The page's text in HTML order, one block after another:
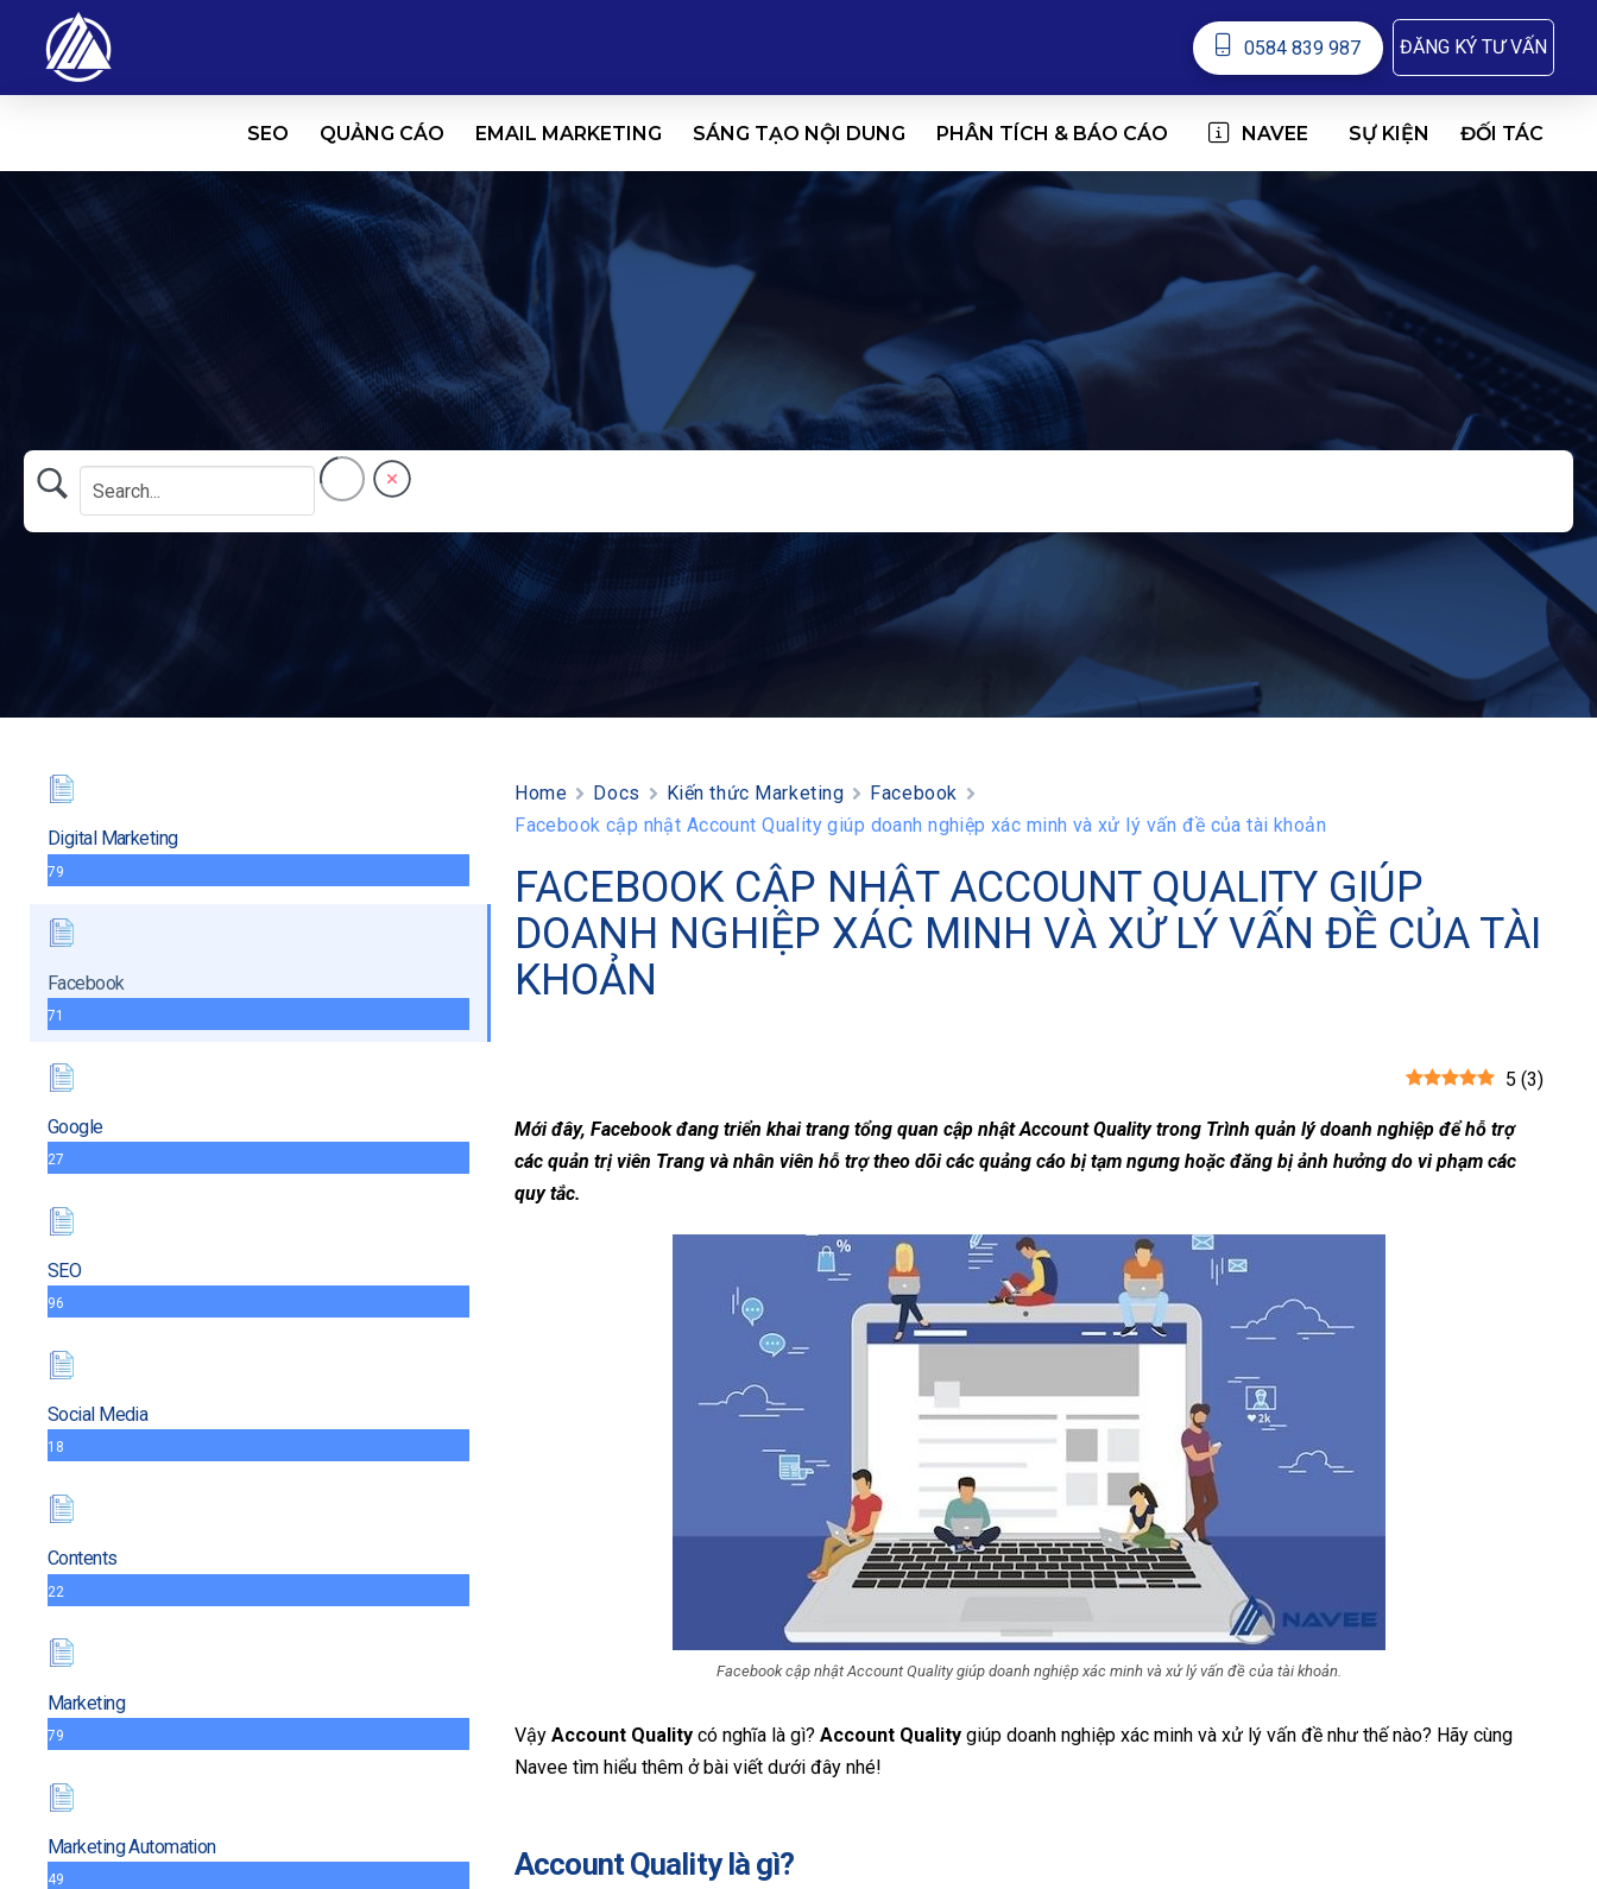
0584 839 987 ĐĂNG KÝ TƯ VẤN
SEO QUẢNG CÁO EMAIL MARKETING SÁNG TẠO NỘI DUNG PHÂN TÍCH & BÁO CÁO NAVEE SỰ KIỆN ĐỐI TÁC
Digital Marketing
79
Facebook
71
Google
27
SEO
96
Social Media
18
Contents
22
Marketing
79
Marketing Automation
49
Home Docs Kiến thức Marketing
Facebook
Facebook cập nhật Account Quality giúp doanh nghiệp xác minh và xử lý vấn đề của tài khoản
FACEBOOK CẬP NHẬT ACCOUNT QUALITY GIÚP
DOANH NGHIỆP XÁC MINH VÀ XỬ LÝ VẤN ĐỀ CỦA TÀI
KHOẢN
5 (3)
Mới đây, Facebook đang triển khai trang tổng quan cập nhật Account Quality trong Trình quản lý doanh nghiệp để hỗ trợ
các quản trị viên Trang và nhân viên hỗ trợ theo dõi các quảng cáo bị tạm ngưng hoặc đăng bị ảnh hưởng do vi phạm các
quy tắc.
Facebook cập nhật Account Quality giúp doanh nghiệp xác minh và xử lý vấn đề của tài khoản.
VậyAccount Qualitycó nghĩa là gì?Account Qualitygiúp doanh nghiệp xác minh và xử lý vấn đề như thế nào? Hãy cùng
Navee tìm hiểu thêm ở bài viết dưới đây nhé!
Account Quality là gì?